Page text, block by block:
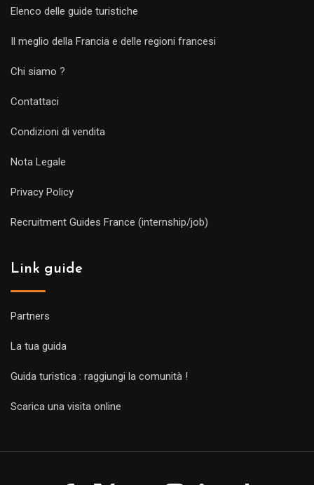
Elenco delle guide turistiche
Il meglio della Francia e delle regioni francesi
Chi siamo ?
Contattaci
Condizioni di vendita
Nota Legale
Privacy Policy
Recruitment Guides France (internship/job)
Link guide
Partners
La tua guida
Guida turistica : raggiungi la comunità !
Scarica una visita online